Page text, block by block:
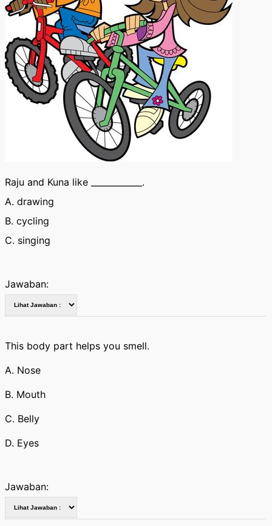
Raju and Kuna like ____________.
A. drawing
B. cycling
C. singing
Jawaban:
This body part helps you smell.
A. Nose
B. Mouth
C. Belly
D. Eyes
Jawaban: